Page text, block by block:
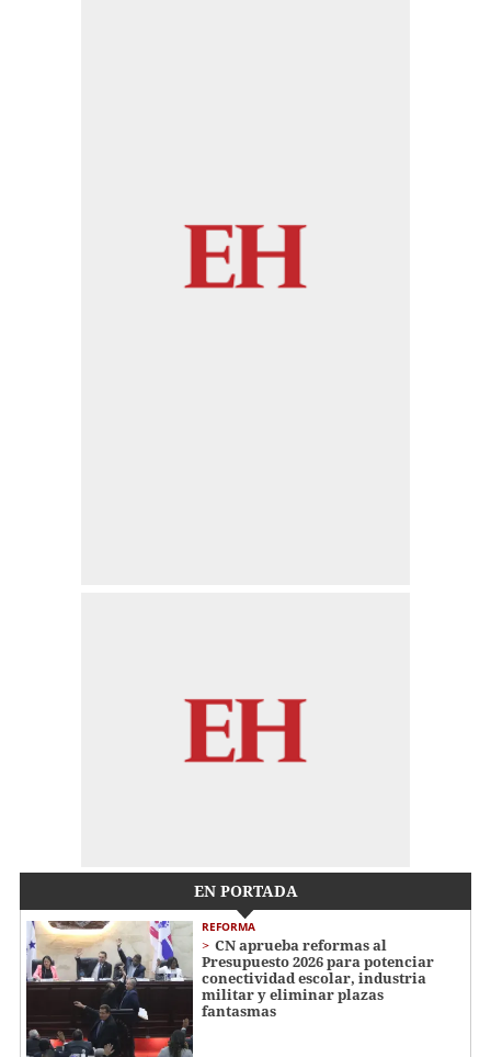
EN PORTADA
REFORMA
CN aprueba reformas al
Presupuesto 2026 para potenciar
conectividad escolar, industria
militar y eliminar plazas
fantasmas